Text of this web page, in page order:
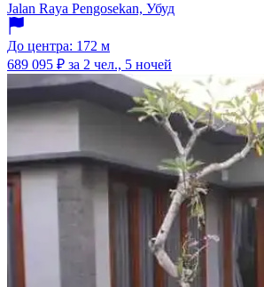
Jalan Raya Pengosekan, Убуд
До центра: 172 м
689 095 ₽ за 2 чел., 5 ночей